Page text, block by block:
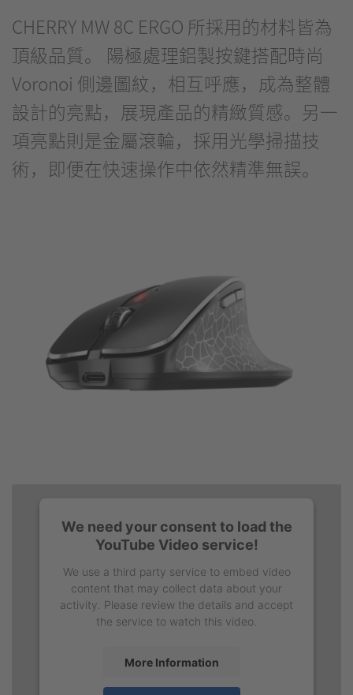
CHERRY MW 8C ERGO 所採用的材料皆為
頂級品質。 陽極處理鋁製按鍵搭配時尚
Voronoi 側邊圖紋，相互呼應，成為整體
設計的亮點，展現產品的精緻質感。另一
項亮點則是金屬滾輪，採用光學掃描技
術，即便在快速操作中依然精準無誤。
We need your consent to load the
YouTube Video service!
We use a third party service to embed video
content that may collect data about your
activity. Please review the details and accept
the service to watch this video.
More Information